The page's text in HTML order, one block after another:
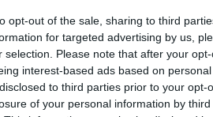
opt-out of the sale, sharing to third
for targeted advertising by us,
selection. Please note that after your
interest-based ads based on
to third parties prior to your
of your personal information by
μέθοδοι αποτροπής
πολιτικών,